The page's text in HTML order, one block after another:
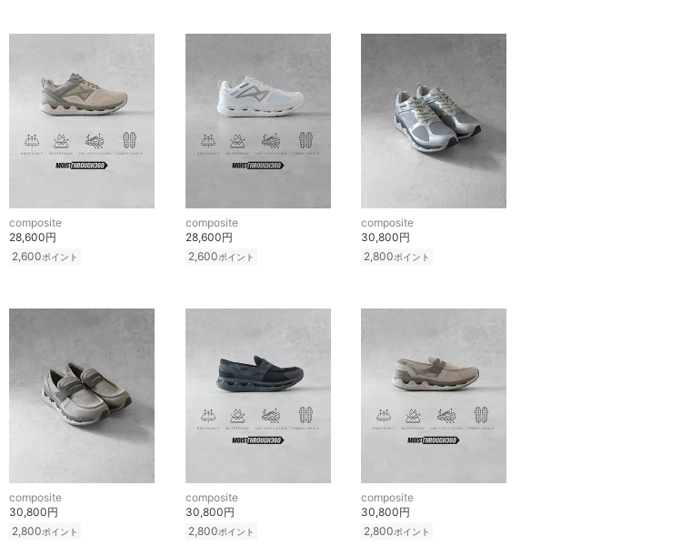
composite
28,600円
2,600ポイント
composite
28,600円
2,600ポイント
composite
30,800円
2,800ポイント
composite
30,800円
2,800ポイント
composite
30,800円
2,800ポイント
composite
30,800円
2,800ポイント